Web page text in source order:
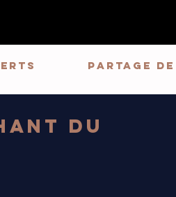
Partage
du